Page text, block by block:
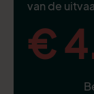
van de
€